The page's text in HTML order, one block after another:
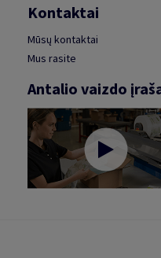
Kontaktai
Mūsų kontaktai
Mus rasite
Antalio vaizdo